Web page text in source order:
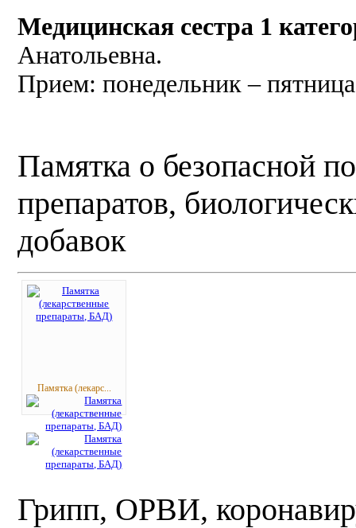
Медицинская сестра 1
Анатольевна.
Прием: понедельник –
Памятка о безопасной
препаратов,
добавок
Памятка (лекарс...
Грипп, ОРВИ,